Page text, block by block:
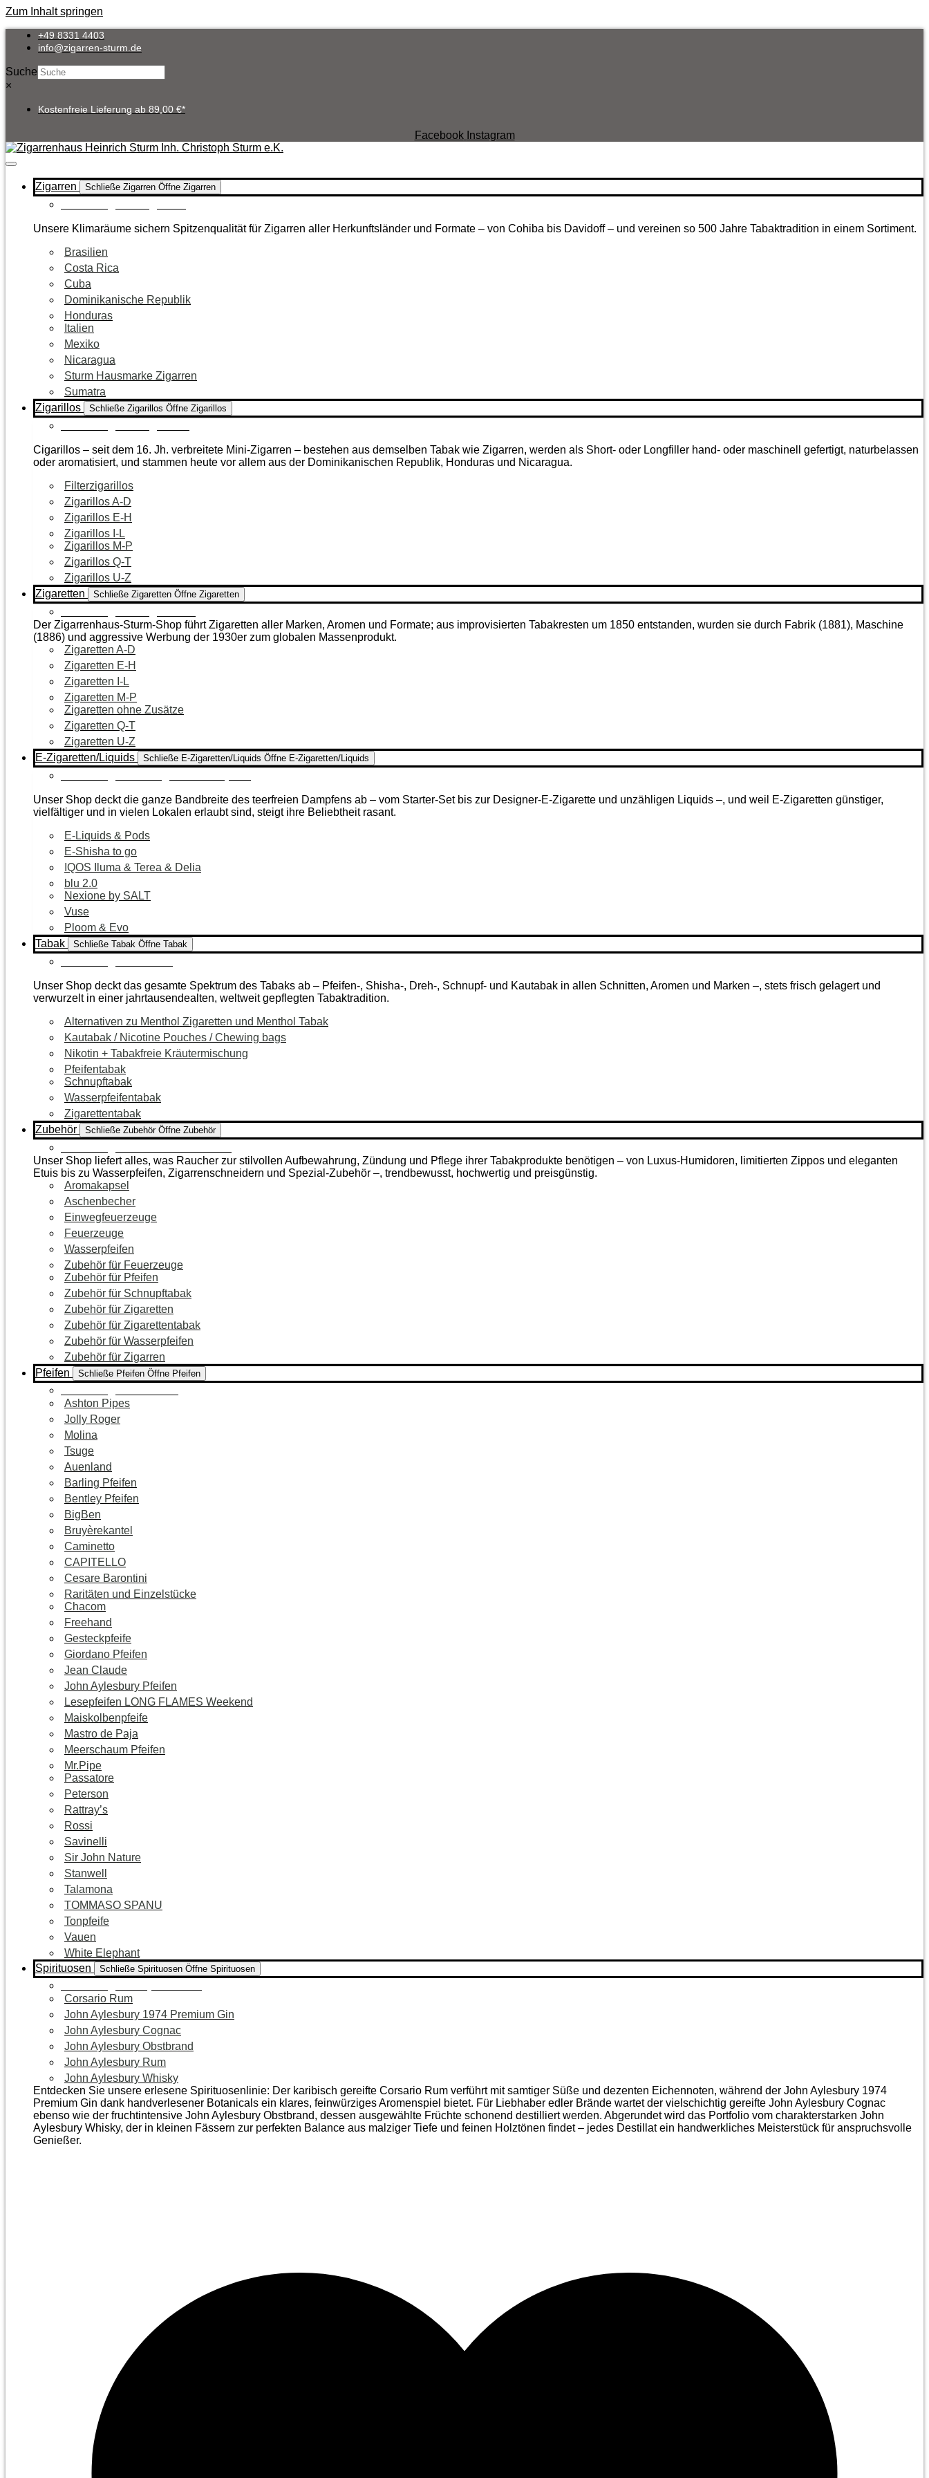
Zum Inhalt springen
+49 8331 4403
info@zigarren-sturm.de
Suche
×
Kostenfreie Lieferung ab 89,00 €*
Facebook Instagram
Zigarren Schließe Zigarren Öffne Zigarren
Unsere Klimaräume sichern Spitzenqualität für Zigarren aller Herkunftsländer und Formate – von Cohiba bis Davidoff – und vereinen so 500 Jahre Tabaktradition in einem Sortiment.
Brasilien
Costa Rica
Cuba
Dominikanische Republik
Honduras
Italien
Mexiko
Nicaragua
Sturm Hausmarke Zigarren
Sumatra
Zigarillos
Schließe Zigarillos Öffne Zigarillos
Cigarillos – seit dem 16. Jh. verbreitete Mini-Zigarren – bestehen aus demselben Tabak wie Zigarren, werden als Short- oder Longfiller hand- oder maschinell gefertigt, naturbelassen
oder aromatisiert, und stammen heute vor allem aus der Dominikanischen Republik, Honduras und Nicaragua.
Filterzigarillos
Zigarillos A-D
Zigarillos E-H
Zigarillos I-L
Zigarillos M-P
Zigarillos Q-T
Zigarillos U-Z
Zigaretten
Schließe Zigaretten Öffne Zigaretten
Der Zigarrenhaus-Sturm-Shop führt Zigaretten aller Marken, Aromen und Formate; aus improvisierten Tabakresten um 1850 entstanden, wurden sie durch Fabrik (1881), Maschine
(1886) und aggressive Werbung der 1930er zum globalen Massenprodukt.
Zigaretten A-D
Zigaretten E-H
Zigaretten I-L
Zigaretten M-P
Zigaretten ohne Zusätze
Zigaretten Q-T
Zigaretten U-Z
E-Zigaretten/Liquids
Schließe E-Zigaretten/Liquids Öffne E-Zigaretten/Liquids
Unser Shop deckt die ganze Bandbreite des teerfreien Dampfens ab – vom Starter-Set bis zur Designer-E-Zigarette und unzähligen Liquids –, und weil E-Zigaretten günstiger,
vielfältiger und in vielen Lokalen erlaubt sind, steigt ihre Beliebtheit rasant.
E-Liquids & Pods
E-Shisha to go
IQOS Iluma & Terea & Delia
blu 2.0
Nexione by SALT
Vuse
Ploom & Evo
Tabak
Schließe Tabak Öffne Tabak
Unser Shop deckt das gesamte Spektrum des Tabaks ab – Pfeifen-, Shisha-, Dreh-, Schnupf- und Kautabak in allen Schnitten, Aromen und Marken –, stets frisch gelagert und
verwurzelt in einer jahrtausendealten, weltweit gepflegten Tabaktradition.
Alternativen zu Menthol Zigaretten und Menthol Tabak
Kautabak / Nicotine Pouches / Chewing bags
Nikotin + Tabakfreie Kräutermischung
Pfeifentabak
Schnupftabak
Wasserpfeifentabak
Zigarettentabak
Zubehör
Schließe Zubehör Öffne Zubehör
Unser Shop liefert alles, was Raucher zur stilvollen Aufbewahrung, Zündung und Pflege ihrer Tabakprodukte benötigen – von Luxus-Humidoren, limitierten Zippos und eleganten
Etuis bis zu Wasserpfeifen, Zigarrenschneidern und Spezial-Zubehör –, trendbewusst, hochwertig und preisgünstig.
Aromakapsel
Aschenbecher
Einwegfeuerzeuge
Feuerzeuge
Wasserpfeifen
Zubehör für Feuerzeuge
Zubehör für Pfeifen
Zubehör für Schnupftabak
Zubehör für Zigaretten
Zubehör für Zigarettentabak
Zubehör für Wasserpfeifen
Zubehör für Zigarren
Pfeifen
Schließe Pfeifen Öffne Pfeifen
Ashton Pipes
Jolly Roger
Molina
Tsuge
Auenland
Barling Pfeifen
Bentley Pfeifen
BigBen
Bruyèrekantel
Caminetto
CAPITELLO
Cesare Barontini
Raritäten und Einzelstücke
Chacom
Freehand
Gesteckpfeife
Giordano Pfeifen
Jean Claude
John Aylesbury Pfeifen
Lesepfeifen LONG FLAMES Weekend
Maiskolbenpfeife
Mastro de Paja
Meerschaum Pfeifen
Mr.Pipe
Passatore
Peterson
Rattray’s
Rossi
Savinelli
Sir John Nature
Stanwell
Talamona
TOMMASO SPANU
Tonpfeife
Vauen
White Elephant
Spirituosen
Schließe Spirituosen Öffne Spirituosen
Corsario Rum
John Aylesbury 1974 Premium Gin
John Aylesbury Cognac
John Aylesbury Obstbrand
John Aylesbury Rum
John Aylesbury Whisky
Entdecken Sie unsere erlesene Spirituosenlinie: Der karibisch gereifte Corsario Rum verführt mit samtiger Süße und dezenten Eichen­noten, während der John Aylesbury 1974
Premium Gin dank handverlesener Botanicals ein klares, feinwürziges Aromenspiel bietet. Für Liebhaber edler Brände wartet der vielschichtig gereifte John Aylesbury Cognac
ebenso wie der frucht­intensive John Aylesbury Obstbrand, dessen ausgewählte Früchte schonend destilliert werden. Abgerundet wird das Portfolio vom charakterstarken John
Aylesbury Whisky, der in kleinen Fässern zur perfekten Balance aus malziger Tiefe und feinen Holz­tönen findet – jedes Destillat ein handwerkliches Meister­stück für anspruchsvolle
Genießer.